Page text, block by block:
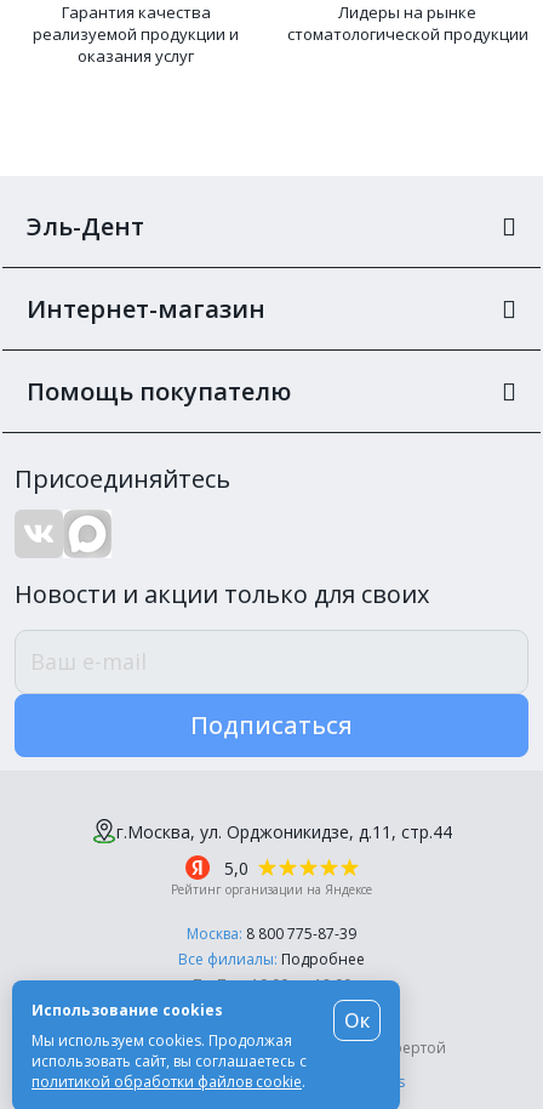
Гарантия качества
реализуемой продукции и
оказания услуг
Лидеры на рынке
стоматологической продукции
Эль-Дент
Интернет-магазин
Помощь покупателю
Присоединяйтесь
Новости и акции только для своих
Подписаться
© Компания «Эль-Дент», 2003-2026
Цены на сайте не являются публичной офертой
Разработка сайта -Moscow Dynamics
г.Москва, ул. Орджоникидзе, д.11, стр.44
5,0
Рейтинг организации на Яндексе
Москва: 8 800 775-87-39
Все филиалы: Подробнее
Пн-Пт, с 10:00 до 18:00
Использование cookies
Мы используем cookies. Продолжая
использовать сайт, вы соглашаетесь с
политикой обработки файлов cookie.
Ок